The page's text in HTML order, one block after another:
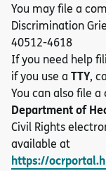
You may file a
Discrimination
40512-4618
If you need help
if you use a TTY,
You can also file
Department of
Civil Rights
available at
https://